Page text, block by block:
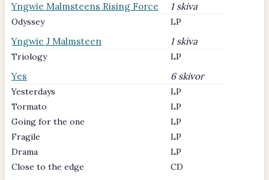
Yngwie Malmsteens Rising Force 1 skiva
Odyssey LP
Yngwie J Malmsteen 1 skiva
Triology LP
Yes 6 skivor
Yesterdays
LP
Tormato
LP
Going for the one
LP
Fragile
LP
Drama
LP
Close to the edge
CD